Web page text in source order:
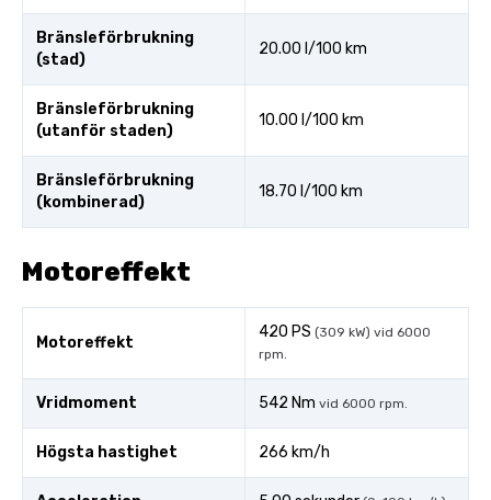
Bränsleförbrukning
(stad)
20.00 l/100 km
Bränsleförbrukning
(utanför staden)
10.00 l/100 km
Bränsleförbrukning
(kombinerad)
18.70 l/100 km
Motoreffekt
Motoreffekt
420 PS (309 kW) vid 6000
rpm.
Vridmoment 542 Nm vid 6000 rpm.
Högsta hastighet 266 km/h